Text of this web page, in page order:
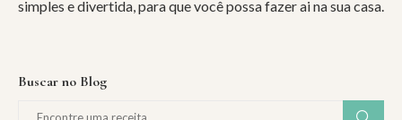
simples e divertida, para que você possa fazer ai na sua casa.
Buscar no Blog